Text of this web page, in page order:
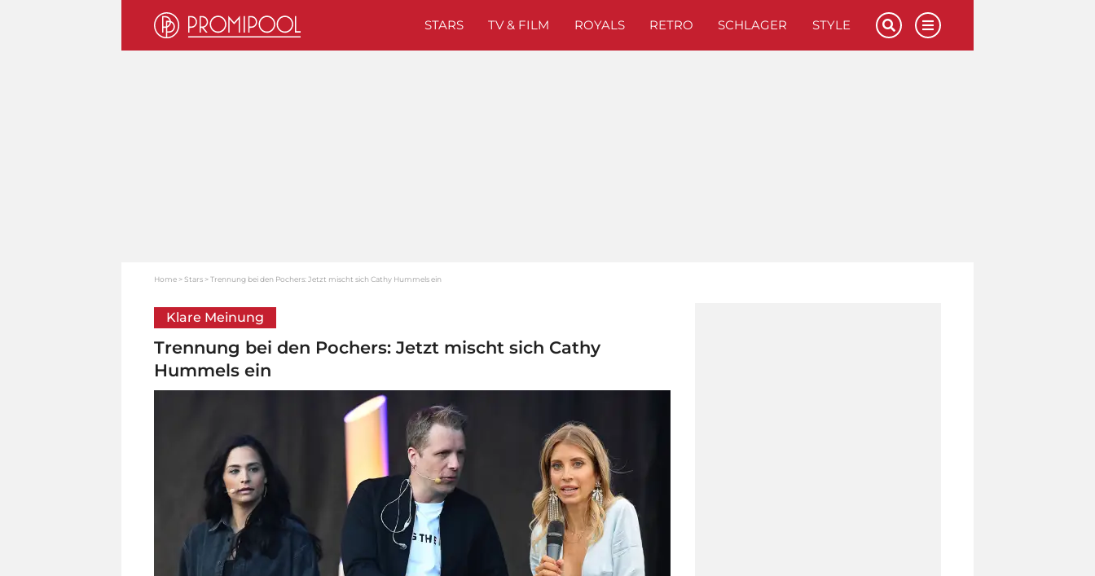
STARS TV & FILM ROYALS RETRO SCHLAGER STYLE
Home Stars Trennung bei den Pochers: Jetzt mischt sich Cathy Hummels ein
Klare Meinung
Trennung bei den Pochers: Jetzt mischt sich Cathy
Hummels ein